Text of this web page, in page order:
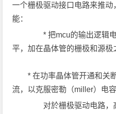
一个栅极驱动接口电路来推
能：
* 把mcu的输出逻辑电
平，加在晶体管的栅极和源极
* 在功率晶体管开通和关
流，以克服密勒（miller）电容
对於栅极驱动电路，